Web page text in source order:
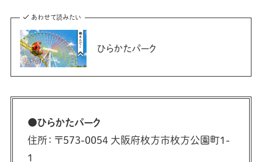
あわせて読みたい
ひらかたパーク
●ひらかたパーク
住所： 〒573-0054 大阪府枚方市枚方公園町1-
1